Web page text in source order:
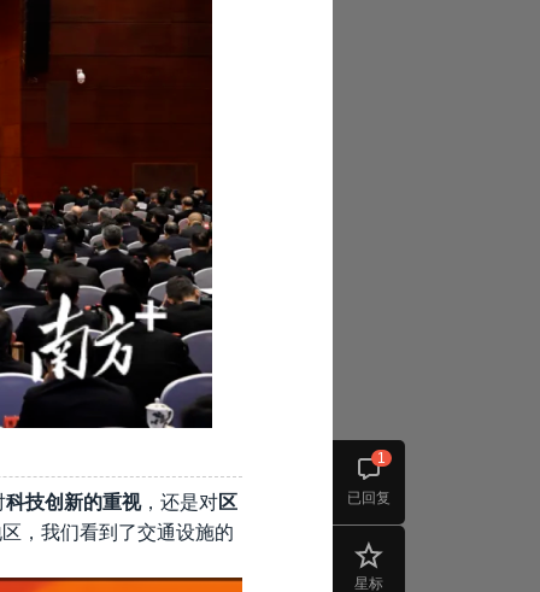
已回复
1
星标
科技创新的重视，还是对区
，我们看到了交通设施的